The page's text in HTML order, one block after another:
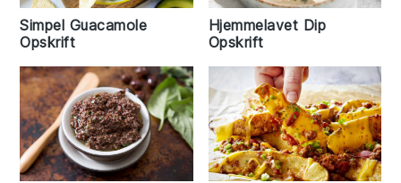
Simpel Guacamole
Opskrift
Hjemmelavet Dip
Opskrift